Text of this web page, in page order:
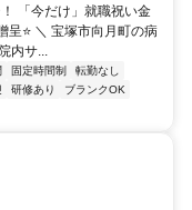
「今だけ」就職祝い金
呈⭐ ＼ 宝塚市向月町の病
サ...
固定時間制
転勤なし
研修あり
ブランクOK